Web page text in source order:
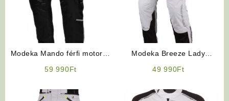
Modeka Mando férfi motoros
59 990Ft
Modeka Breeze Lady
49 990Ft